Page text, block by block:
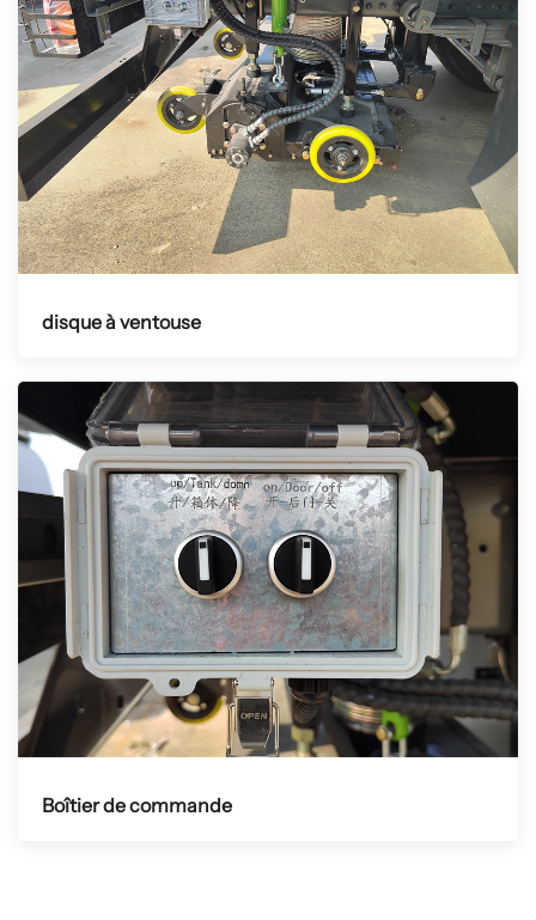
disque à ventouse
Boîtier de commande